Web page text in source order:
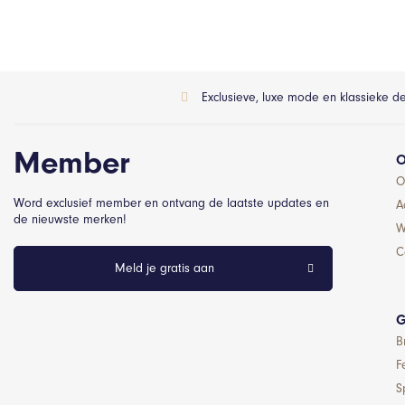
Exclusieve, luxe mode en klassieke
Member
Word exclusief member en ontvang de laatste updates en
de nieuwste merken!
Meld je gratis aan